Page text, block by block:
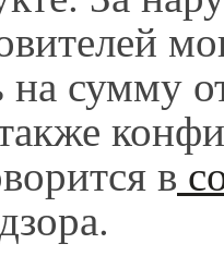
на сумму
в